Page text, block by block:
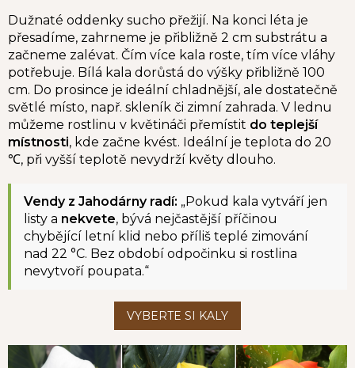
Dužnaté oddenky sucho přežijí. Na konci léta je
přesadíme, zahrneme je přibližně 2 cm substrátu a
začneme zalévat. Čím více kala roste, tím více vláhy
potřebuje. Bílá kala dorůstá do výšky přibližně 100
cm. Do prosince je ideální chladnější, ale dostatečně
světlé místo, např. skleník či zimní zahrada. V lednu
můžeme rostlinu v květináči přemístit do teplejší
místnosti, kde začne kvést. Ideální je teplota do 20
℃, při vyšší teplotě nevydrží květy dlouho.
Vendy z Jahodárny radí: „Pokud kala vytváří jen
listy a nekvete, bývá nejčastější příčinou
chybějící letní klid nebo příliš teplé zimování
nad 22 °C. Bez období odpočinku si rostlina
nevytvoří poupata.“